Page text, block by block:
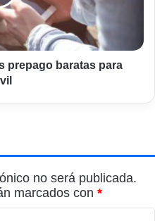
prepago baratas para
no será publicada.
marcados con *